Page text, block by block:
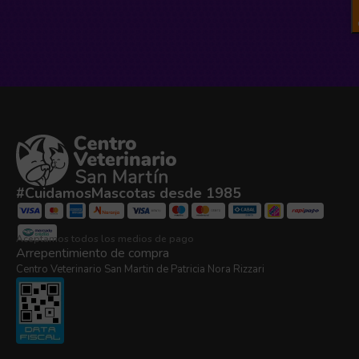
#CuidamosMascotas desde 1985
Aceptamos todos los medios de pago
Arrepentimiento de compra
Centro Veterinario San Martin de Patricia Nora Rizzari